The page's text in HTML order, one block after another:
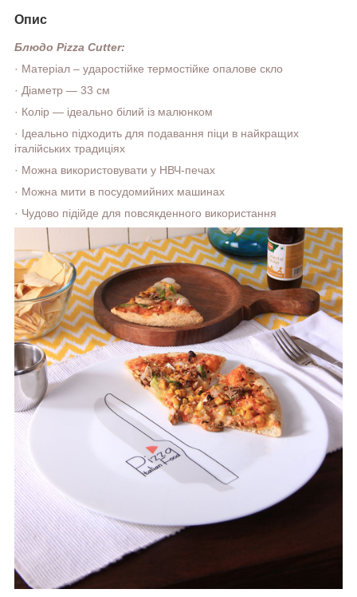
Опис
Блюдо Pizza Cutter:
· Матеріал – ударостійке термостійке опалове скло
· Діаметр — 33 см
· Колір — ідеально білий із малюнком
· Ідеально підходить для подавання піци в найкращих
італійських традиціях
· Можна використовувати у НВЧ-печах
· Можна мити в посудомийних машинах
· Чудово підійде для повсякденного використання